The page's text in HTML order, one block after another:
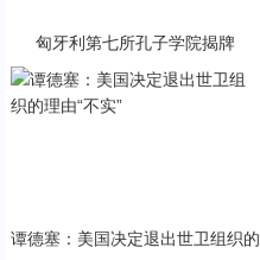
匈牙利第七所孔子学院揭牌
谭德塞：美国决定退出世卫组织的